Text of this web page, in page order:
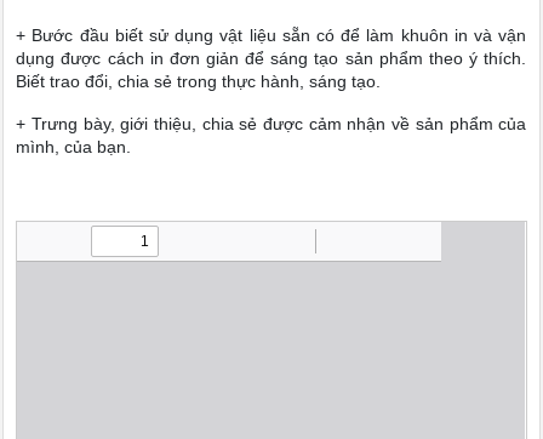
+ Bước đầu biết sử dụng vật liệu sẵn có để làm khuôn in và vận
dụng được cách in đơn giản để sáng tạo sản phẩm theo ý thích.
Biết trao đổi, chia sẻ trong thực hành, sáng tạo.
+ Trưng bày, giới thiệu, chia sẻ được cảm nhận về sản phẩm của
mình, của bạn.